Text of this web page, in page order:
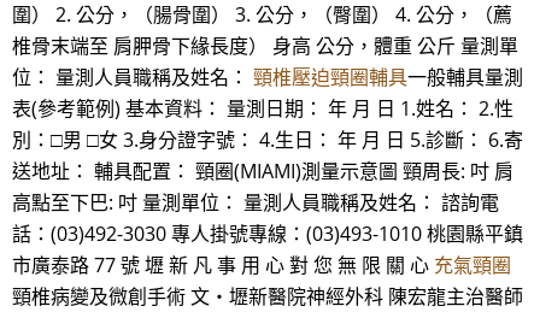
圍） 2. 公分，（腸骨圍） 3. 公分，（臀圍） 4. 公分，（薦
椎骨末端至 肩胛骨下緣長度） 身高 公分，體重 公斤 量測單
位： 量測人員職稱及姓名： 頸椎壓迫頸圈輔具一般輔具量測
表(參考範例) 基本資料： 量測日期： 年 月 日 1.姓名： 2.性
別：□男 □女 3.身分證字號： 4.生日： 年 月 日 5.診斷： 6.寄
送地址： 輔具配置： 頸圈(MIAMI)測量示意圖 頸周長: 吋 肩
高點至下巴: 吋 量測單位： 量測人員職稱及姓名： 諮詢電
話：(03)492-3030 專人掛號專線：(03)493-1010 桃園縣平鎮
市廣泰路 77 號 壢 新 凡 事 用 心 對 您 無 限 關 心 充氣頸圈
頸椎病變及微創手術 文‧壢新醫院神經外科 陳宏龍主治醫師